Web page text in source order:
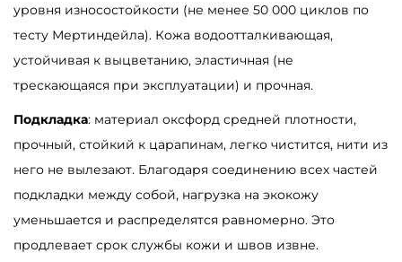
а
е
н
с
к
и
й
уровня износостойкости (не менее 50 000 циклов по
тесту Мертиндейла). Кожа водоотталкивающая,
устойчивая к выцветанию, эластичная (не
трескающаяся при эксплуатации) и прочная.
Подкладка: материал оксфорд средней плотности,
прочный, стойкий к царапинам, легко чистится, нити из
него не вылезают. Благодаря соединению всех частей
подкладки между собой, нагрузка на экокожу
уменьшается и распределятся равномерно. Это
продлевает срок службы кожи и швов извне.